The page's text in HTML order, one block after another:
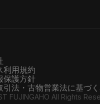
利用規約
保護方針
引法・古物営業法に基づ
FUJINGAHO All Rights